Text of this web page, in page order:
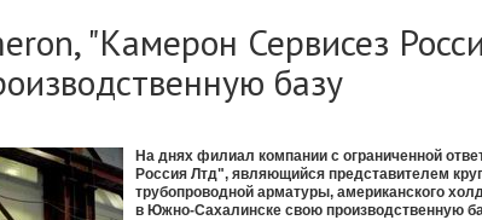
"Камерон Сервисез
базу
На днях филиал компании с ограниченной
Россия Лтд", являющийся представителем
трубопроводной арматуры, американского
в Южно-Сахалинске свою производственную